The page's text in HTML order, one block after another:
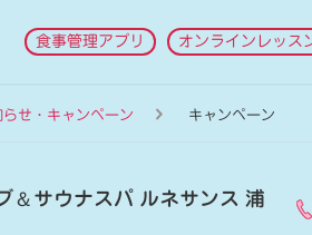
食事管理アプリ オンラインレッス
らせ・キャンペーン キャンペーン
＆サウナスパ ルネサンス 浦